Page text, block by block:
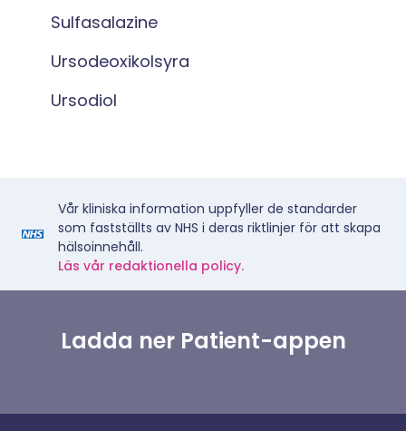
Sulfasalazine
Ursodeoxikolsyra
Ursodiol
Vår kliniska information uppfyller de standarder
som fastställts av NHS i deras riktlinjer för att skapa
hälsoinnehåll.
Läs vår redaktionella policy.
Ladda ner Patient-appen